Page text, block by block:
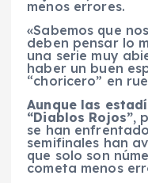
menos errores.
«Sabemos que
deben pensar lo
una serie muy
haber un buen
“choricero” en
Aunque las
“Diablos Rojos”,
se han
semifinales han
que solo son
cometa menos